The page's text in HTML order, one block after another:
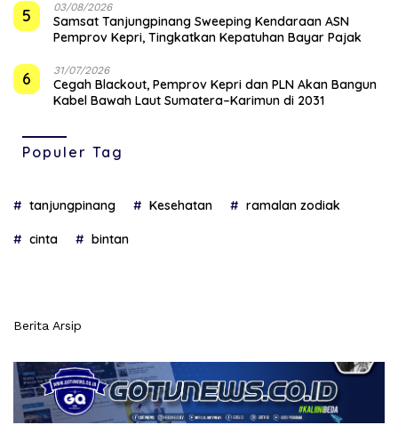
5 03/08/2026
Samsat Tanjungpinang Sweeping Kendaraan ASN
Pemprov Kepri, Tingkatkan Kepatuhan Bayar Pajak
6 31/07/2026
Cegah Blackout, Pemprov Kepri dan PLN Akan Bangun
Kabel Bawah Laut Sumatera–Karimun di 2031
Populer Tag
tanjungpinang Kesehatan ramalan zodiak
cinta bintan
Berita Arsip